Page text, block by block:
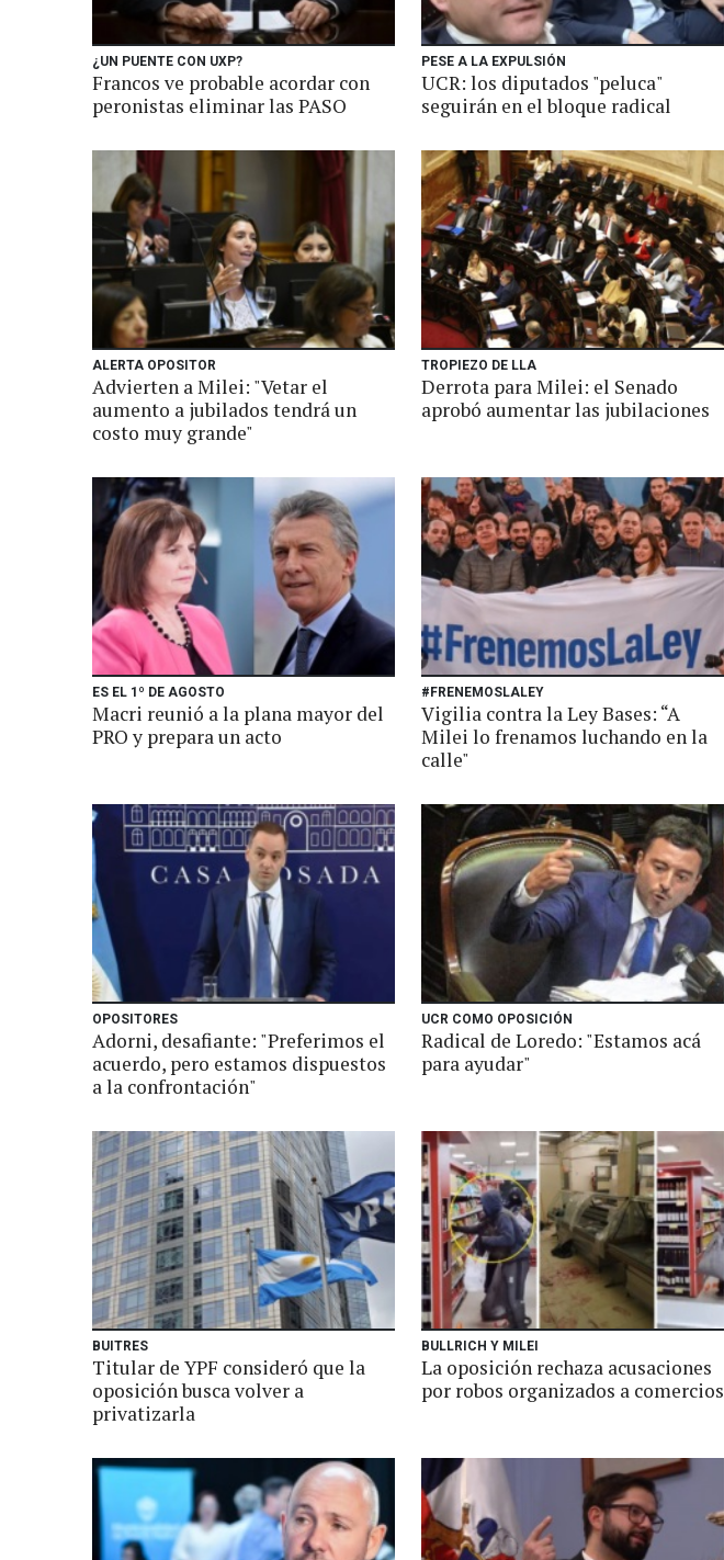
¿UN PUENTE CON UXP?
Francos ve probable acordar con
peronistas eliminar las PASO
PESE A LA EXPULSIÓN
UCR: los diputados "peluca"
seguirán en el bloque radical
ALERTA OPOSITOR
Advierten a Milei: "Vetar el
aumento a jubilados tendrá un
costo muy grande"
TROPIEZO DE LLA
Derrota para Milei: el Senado
aprobó aumentar las jubilaciones
ES EL 1º DE AGOSTO
Macri reunió a la plana mayor del
PRO y prepara un acto
#FRENEMOSLALEY
Vigilia contra la Ley Bases: “A
Milei lo frenamos luchando en la
calle"
OPOSITORES
Adorni, desafiante: "Preferimos el
acuerdo, pero estamos dispuestos
a la confrontación"
UCR COMO OPOSICIÓN
Radical de Loredo: "Estamos acá
para ayudar"
BUITRES
Titular de YPF consideró que la
oposición busca volver a
privatizarla
BULLRICH Y MILEI
La oposición rechaza acusaciones
por robos organizados a comercios